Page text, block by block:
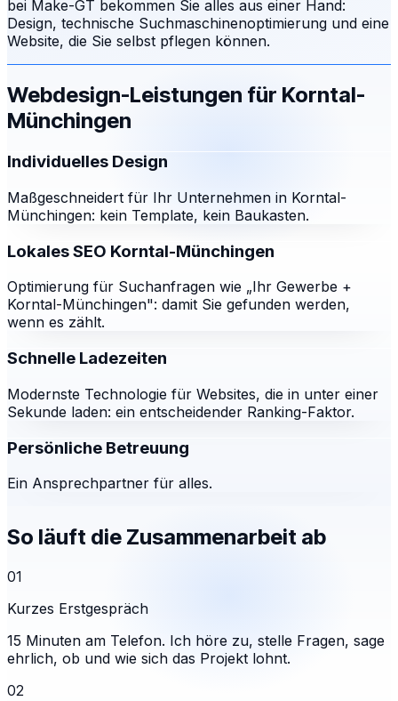
bei Make-GT bekommen Sie alles aus einer Hand:
Design, technische Suchmaschinenoptimierung und eine
Website, die Sie selbst pflegen können.
Webdesign-Leistungen für Korntal-
Münchingen
Individuelles Design
Maßgeschneidert für Ihr Unternehmen in Korntal-
Münchingen: kein Template, kein Baukasten.
Lokales SEO Korntal-Münchingen
Optimierung für Suchanfragen wie „Ihr Gewerbe +
Korntal-Münchingen": damit Sie gefunden werden,
wenn es zählt.
Schnelle Ladezeiten
Modernste Technologie für Websites, die in unter einer
Sekunde laden: ein entscheidender Ranking-Faktor.
Persönliche Betreuung
Ein Ansprechpartner für alles.
So läuft die Zusammenarbeit ab
01
Kurzes Erstgespräch
15 Minuten am Telefon. Ich höre zu, stelle Fragen, sage
ehrlich, ob und wie sich das Projekt lohnt.
02